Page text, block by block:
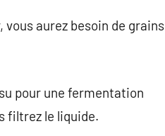
aurez besoin de grains
pour une fermentation
filtrez le liquide.